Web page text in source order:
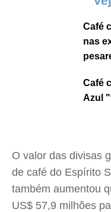
Café
nas
Café
Azul
O valor das divisas
de café do Espírito
também aumentou
US$ 57,9 milhões